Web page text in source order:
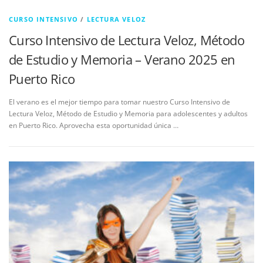
CURSO INTENSIVO / LECTURA VELOZ
Curso Intensivo de Lectura Veloz, Método
de Estudio y Memoria – Verano 2025 en
Puerto Rico
El verano es el mejor tiempo para tomar nuestro Curso Intensivo de
Lectura Veloz, Método de Estudio y Memoria para adolescentes y adultos
en Puerto Rico. Aprovecha esta oportunidad única …